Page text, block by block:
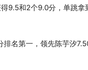
9.5和2个9.0分，单跳拿
名第一，领先陈芋汐